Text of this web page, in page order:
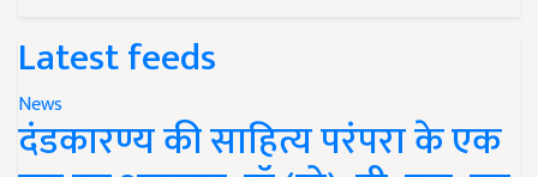
Latest feeds
News
दंडकारण्य की साहित्य परंपरा के एक